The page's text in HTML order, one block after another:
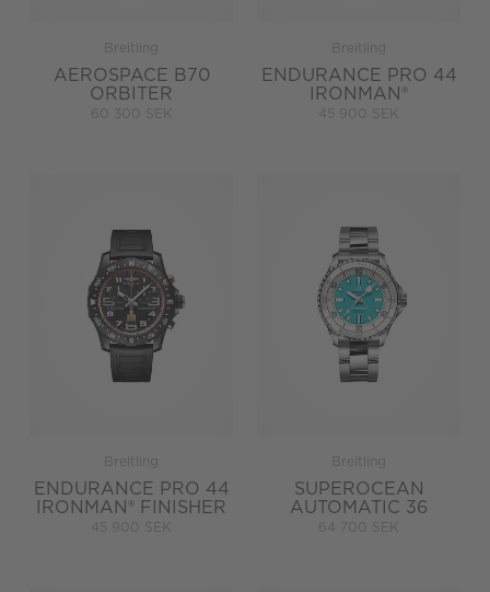
Breitling
AEROSPACE B70
ORBITER
60 300 SEK
Breitling
ENDURANCE PRO 44
IRONMAN®
45 900 SEK
Breitling
ENDURANCE PRO 44
IRONMAN® FINISHER
45 900 SEK
Breitling
SUPEROCEAN
AUTOMATIC 36
64 700 SEK